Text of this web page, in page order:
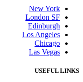
New York
London SF
Edinburgh
Los Angeles
Chicago
Las Vegas
USEFUL LINKS